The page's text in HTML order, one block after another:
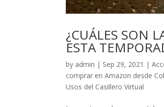
¿CUÁLES SON
ESTA
by admin | Sep 29, 2021 |
comprar en Amazon desde
Usos del Casillero Virtual